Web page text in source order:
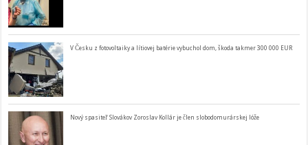
V Česku z fotovoltaiky a lítiovej batérie vybuchol dom, škoda takmer 300 000 EUR
Nový spasiteľ Slovákov Zoroslav Kollár je člen slobodomurárskej lóže